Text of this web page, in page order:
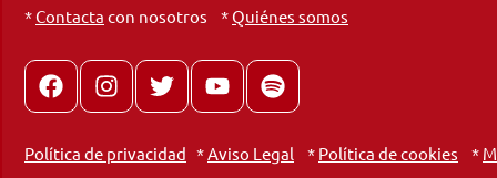
*Contacta con nosotros *Quiénes somos
FacebookInstagram
X youtubespotify
Política de privacidad *Aviso Legal * Política de cookies *